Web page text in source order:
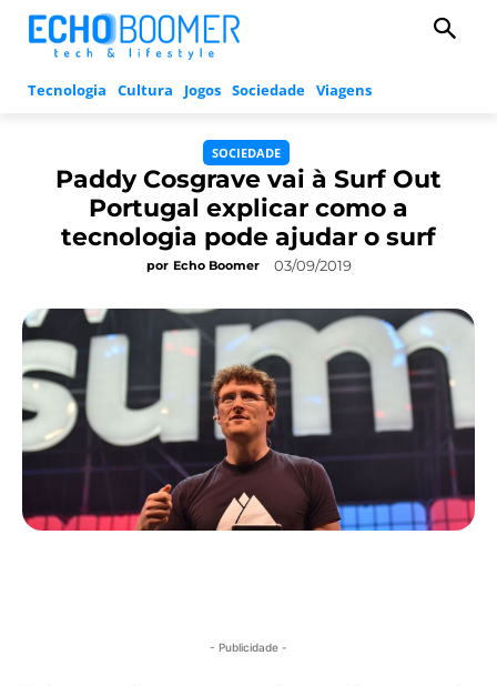
Tecnologia Cultura Jogos Sociedade Viagens
SOCIEDADE
Paddy Cosgrave vai à Surf Out
Portugal explicar como a
tecnologia pode ajudar o surf
por Echo Boomer 03/09/2019
- Publicidade -